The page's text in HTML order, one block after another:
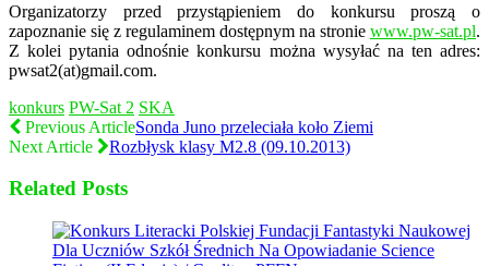
Organizatorzy przed przystąpieniem do konkursu proszą o
zapoznanie się z regulaminem dostępnym na stronie www.pw-sat.pl.
Z kolei pytania odnośnie konkursu można wysyłać na ten adres:
pwsat2(at)gmail.com.
konkurs PW-Sat 2 SKA
Previous ArticleSonda Juno przeleciała koło Ziemi
Next Article
Rozbłysk klasy M2.8 (09.10.2013)
Related Posts